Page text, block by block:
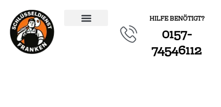
HILFE BENÖTIGT?
0157-
74546112